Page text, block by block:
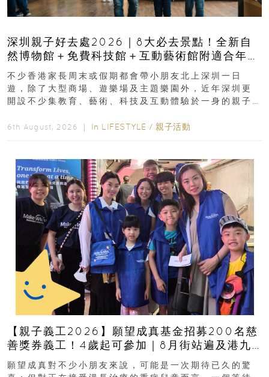
深圳親子好去處2026｜8大必去景點！全新自
然博物館＋免費科技館＋互動藝術館附適合年
齡、交通、門票、開放時間
不少香港家長周末或假期都會帶小朋友北上深圳一日
遊，除了大型商場、遊樂場及主題樂園外，近年深圳更
開設不少集教育、藝術、科技及互動體驗於一身的親子
6th August, 2026 ｜ In LIFESTYLE / 親子活動
【親子義工2026】願望成真基金招募200名慈
善獎券義工！4歲起可參加｜8月街站遍及港九
新界
願望成真對不少小朋友來說，可能是一次期待已久的驚